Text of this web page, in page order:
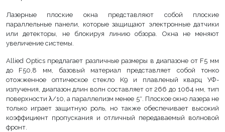
Лазерные плоские окна представляют собой плоские
параллельные панели, которые защищают электронные датчики
или детекторы, не блокируя линию обзора. Окна не меняют
увеличение системы.
Allied Optics предлагает различные размеры в диапазоне от F5 мм
до F50,8 мм, базовый материал представляет собой тонко
отожженное оптическое стекло K9 и плавленый кварц УФ-
излучения, диапазон длин волн составляет от 266 до 1064 нм, тип
поверхности λ/10, а параллелизм менее 5″. Плоское окно лазера не
только играет защитную роль, но также обеспечивает высокий
коэффициент пропускания и отличный передаваемый волновой
фронт.